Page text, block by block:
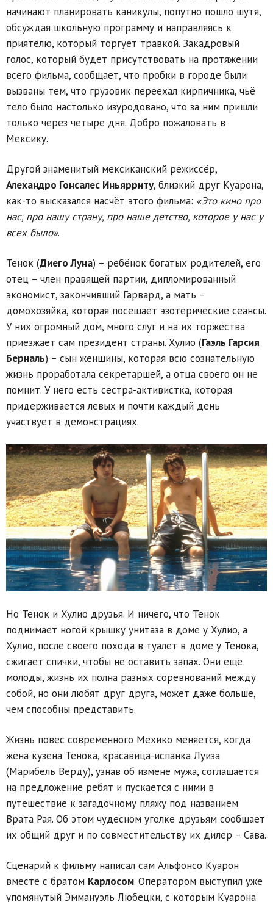
начинают планировать каникулы, попутно пошло шутя,
обсуждая школьную программу и направляясь к
приятелю, который торгует травкой. Закадровый
голос, который будет присутствовать на протяжении
всего фильма, сообщает, что пробки в городе были
вызваны тем, что грузовик переехал кирпичника, чьё
тело было настолько изуродовано, что за ним пришли
только через четыре дня. Добро пожаловать в
Мексику.
Другой знаменитый мексиканский режиссёр,
Алехандро Гонсалес Иньярриту, близкий друг Куарона,
как-то высказался насчёт этого фильма: «Это кино про
нас, про нашу страну, про наше детство, которое у нас у
всех было».
Тенок (Диего Луна) – ребёнок богатых родителей, его
отец – член правящей партии, дипломированный
экономист, закончивший Гарвард, а мать –
домохозяйка, которая посещает эзотерические сеансы.
У них огромный дом, много слуг и на их торжества
приезжает сам президент страны. Хулио (Гаэль Гарсия
Берналь) – сын женщины, которая всю сознательную
жизнь проработала секретаршей, а отца своего он не
помнит. У него есть сестра-активистка, которая
придерживается левых и почти каждый день
участвует в демонстрациях.
Но Тенок и Хулио друзья. И ничего, что Тенок
поднимает ногой крышку унитаза в доме у Хулио, а
Хулио, после своего похода в туалет в доме у Тенока,
сжигает спички, чтобы не оставить запах. Они ещё
молоды, жизнь их полна разных соревнований между
собой, но они любят друг друга, может даже больше,
чем способны представить.
Жизнь повес современного Мехико меняется, когда
жена кузена Тенока, красавица-испанка Луиза
(Марибель Верду), узнав об измене мужа, соглашается
на предложение ребят и пускается с ними в
путешествие к загадочному пляжу под названием
Врата Рая. Об этом чудесном уголке друзьям сообщает
их общий друг и по совместительству их дилер – Сава.
Сценарий к фильму написал сам Альфонсо Куарон
вместе с братом Карлосом. Оператором выступил уже
упомянутый Эммануэль Любецки, с которым Куарона